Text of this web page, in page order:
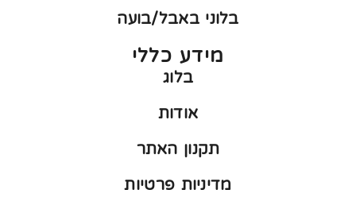
בלוני באבל/בועה
מידע כללי
בלוג
אודות
תקנון האתר
מדיניות פרטיות